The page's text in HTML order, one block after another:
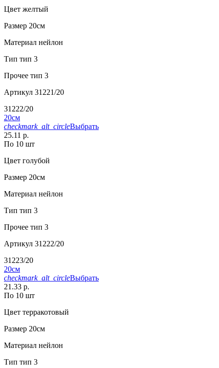
Цвет желтый
Размер 20см
Материал нейлон
Тип тип 3
Прочее тип 3
Артикул 31221/20
31222/20
20см
checkmark_alt_circleВыбрать
25.11 р.
По 10 шт
Цвет голубой
Размер 20см
Материал нейлон
Тип тип 3
Прочее тип 3
Артикул 31222/20
31223/20
20см
checkmark_alt_circleВыбрать
21.33 р.
По 10 шт
Цвет терракотовый
Размер 20см
Материал нейлон
Тип тип 3